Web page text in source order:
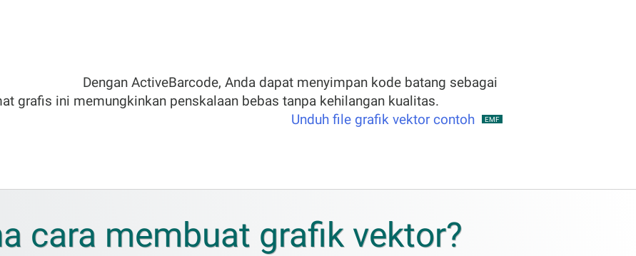
Dengan ActiveBarcode, Anda dapat menyimpan kode batang sebagai
grafis ini memungkinkan penskalaan bebas tanpa kehilangan kualitas.
Unduh file grafik vektor contoh
EMF
cara membuat grafik vektor?